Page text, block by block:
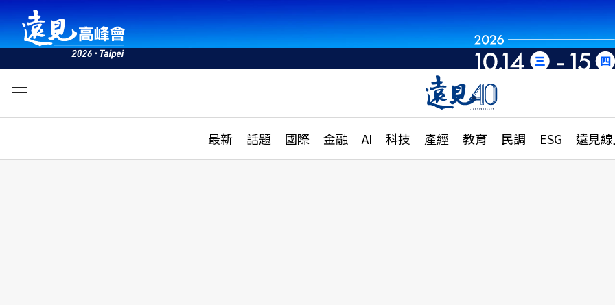
世界重組・洞見
最新 話題 國際 金融 AI 科技 產經 教育 民調 ESG 遠見
活動
話題
國際
特輯
大學升學、職涯攻略
縣市施政調查全解析